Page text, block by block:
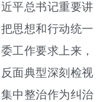
平总书记重要讲
思想和行动统一
工作要求上来，
面典型深刻检视
中整治作为纠治